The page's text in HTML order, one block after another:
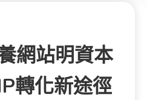
網站明資本
轉化新途徑